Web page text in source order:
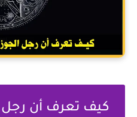
كيف تعرف أن رجل